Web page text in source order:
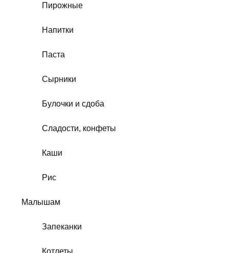
Пирожные
Напитки
Паста
Сырники
Булочки и сдоба
Сладости, конфеты
Каши
Рис
Малышам
Запеканки
Котлеты